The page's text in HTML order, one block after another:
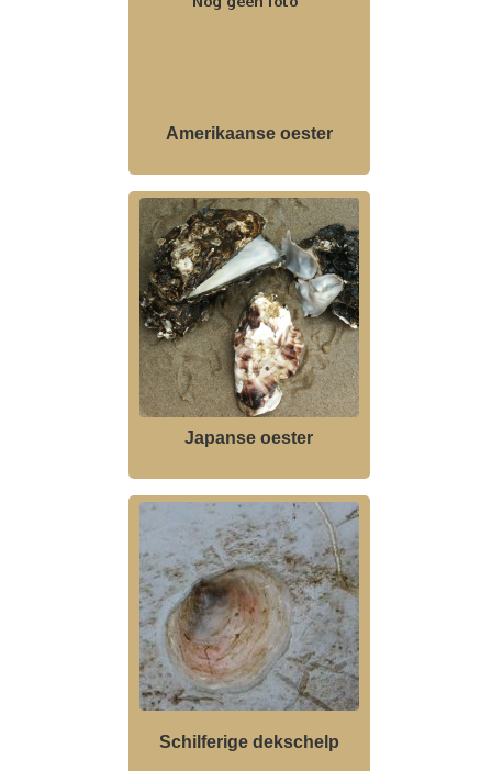
Amerikaanse oester
Japanse oester
Schilferige dekschelp